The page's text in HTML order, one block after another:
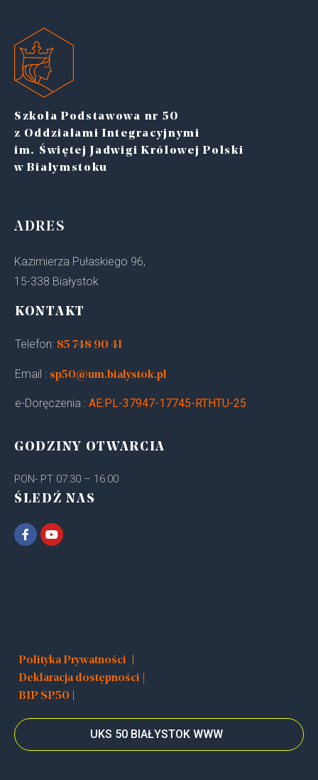
Szkoła Podstawowa nr 50
z Oddziałami Integracyjnymi
im. Świętej Jadwigi Królowej Polski
w Białymstoku
ADRES
Kazimierza Pułaskiego 96,
15-338 Białystok
KONTAKT
Telefon: 85 748 90 41
Email : sp50@um.bialystok.pl
e-Doręczenia : AE:PL-37947-17745-RTHTU-25
GODZINY OTWARCIA
PON- PT 07:30 – 16:00
ŚLEDŹ NAS
Polityka Prywatności |
Deklaracja dostępności |
BIP SP50 |
UKS 50 BIAŁYSTOK WWW